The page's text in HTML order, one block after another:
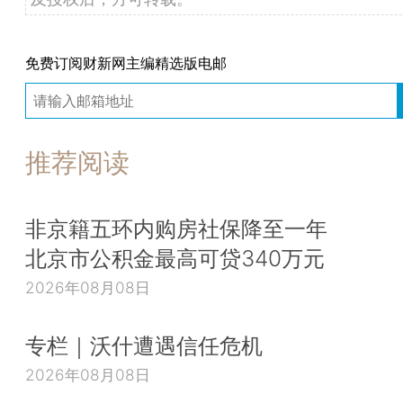
免费订阅财新网主编精选版电邮
推荐阅读
非京籍五环内购房社保降至一年
北京市公积金最高可贷340万元
2026年08月08日
专栏｜沃什遭遇信任危机
2026年08月08日